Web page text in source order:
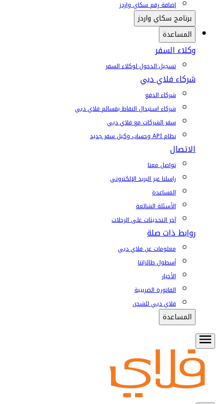
إضافة رقم سكاي واردز
برنامج سكاي واردز
المساعدة
وكلاء السفر
تسجيل الدخول لوكلاء السفر
شركاء فلاي دبي
شركاء الدفع
شركاء استبدال النقاط بقسائم فلاي دبي
سفر الشركات مع فلاي دبي
نظام API وحساب وكيل سفر جديد
الاتصال
تواصل معنا
راسلنا عبر البريد الإلكتروني
المساعدة
الأسئلة الشائعة
آخر التحديثات على الرحلات
روابط ذات صلة
معلومات عن فلاي دبي
أسطول طائراتنا
الأخبار
الفاتورة الضريبية
فلاي دبي للشحن
المساعدة